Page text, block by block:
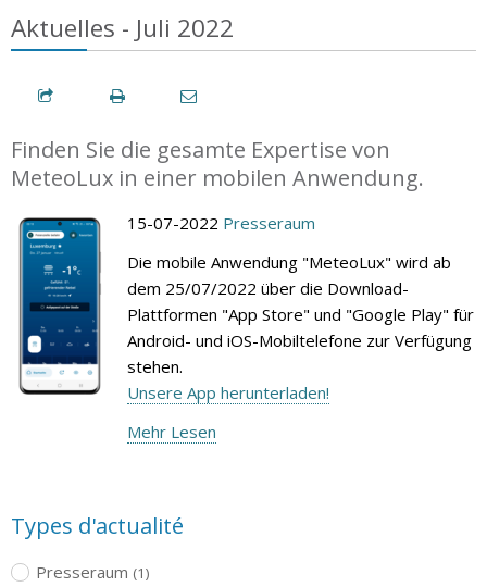
Aktuelles - Juli 2022
Finden Sie die gesamte Expertise von
MeteoLux in einer mobilen Anwendung.
15-07-2022 Presseraum
Die mobile Anwendung "MeteoLux" wird ab
dem 25/07/2022 über die Download-
Plattformen "App Store" und "Google Play" für
Android- und iOS-Mobiltelefone zur Verfügung
stehen.
Unsere App herunterladen!
Mehr Lesen
Types d'actualité
Presseraum (1)